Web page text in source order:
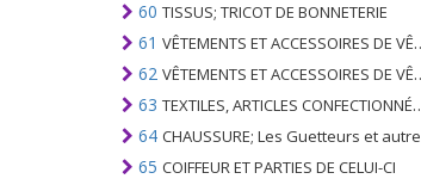
60 TISSUS; TRICOT DE BONNETERIE
61 VÊTEMENTS ET ACCESSOIRES DE VÊTEMENTS; TRICOT DE BONNETERIE
62 VÊTEMENTS ET ACCESSOIRES DE VÊTEMENTS; NON BONNETERIE
63 TEXTILES, ARTICLES CONFECTIONNÉS; SETS; VÊTEMENTS PORTÉS ET ARTICLES TEXTILES USÉS; RAGS
64 CHAUSSURE; Les Guetteurs et autres; PARTIES DE CES ARTICLES
65 COIFFEUR ET PARTIES DE CELUI-CI